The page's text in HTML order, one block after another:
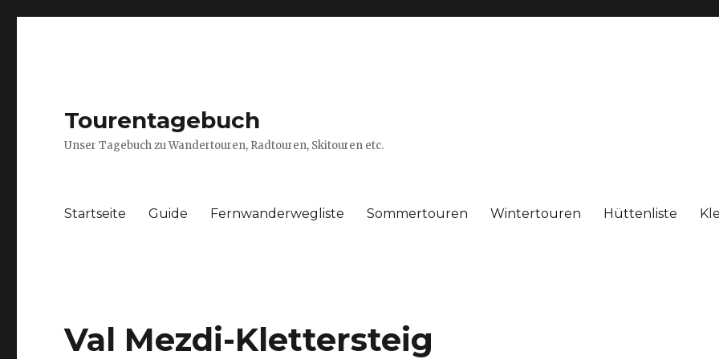
Tourentagebuch
Unser Tagebuch zu Wandertouren, Radtouren, Skitouren etc.
Startseite Guide Fernwanderwegliste Sommertouren Wintertouren Hüttenliste
Val Mezdi-Klettersteig